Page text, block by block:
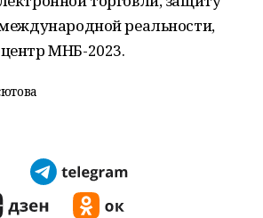
реальности,
МНБ-2023.